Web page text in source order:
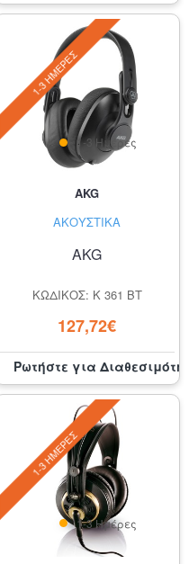
1-3 ΗΜΈΡΕΣ
AKG
ΑΚΟΥΣΤΙΚΆ
AKG
ΚΩΔΙΚΌΣ: K 361 BT
127,72€
1-3 Ημέρες
Ρωτήστε για
1-3 ΗΜΈΡΕΣ
1-3 Ημέρες